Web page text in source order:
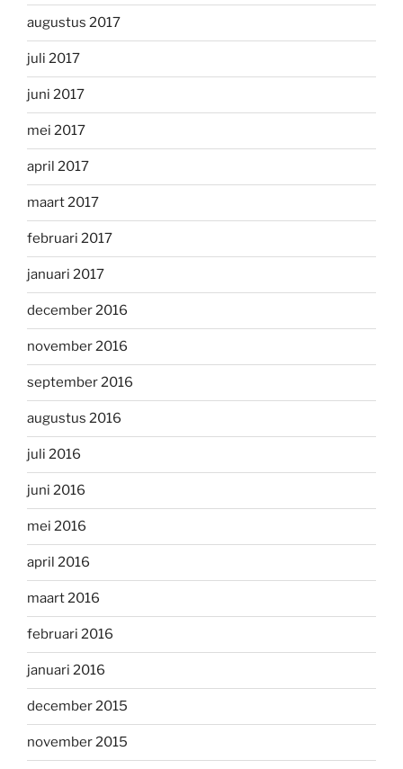
augustus 2017
juli 2017
juni 2017
mei 2017
april 2017
maart 2017
februari 2017
januari 2017
december 2016
november 2016
september 2016
augustus 2016
juli 2016
juni 2016
mei 2016
april 2016
maart 2016
februari 2016
januari 2016
december 2015
november 2015